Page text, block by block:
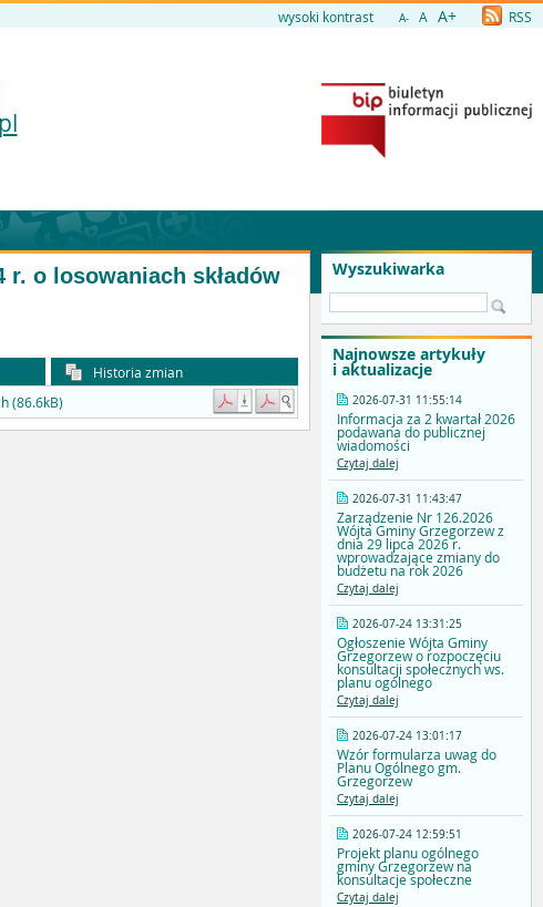
wysoki kontrast A- A A+ RSS
Wyszukiwarka
Najnowsze artykuły
i aktualizacje
2026-07-31 11:55:14
Informacja za 2 kwartał 2026
podawana do publicznej
wiadomości
Czytaj dalej
2026-07-31 11:43:47
Zarządzenie Nr 126.2026
Wójta Gminy Grzegorzew z
dnia 29 lipca 2026 r.
wprowadzające zmiany do
budżetu na rok 2026
Czytaj dalej
2026-07-24 13:31:25
Ogłoszenie Wójta Gminy
Grzegorzew o rozpoczęciu
konsultacji społecznych ws.
planu ogólnego
Czytaj dalej
2026-07-24 13:01:17
Wzór formularza uwag do
Planu Ogólnego gm.
Grzegorzew
Czytaj dalej
2026-07-24 12:59:51
Projekt planu ogólnego
gminy Grzegorzew na
konsultacje społeczne
Czytaj dalej
r. o losowaniach składów
Historia zmian
(86.6kB)